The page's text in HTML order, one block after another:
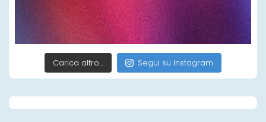
Carica altro… Segui su Instagram